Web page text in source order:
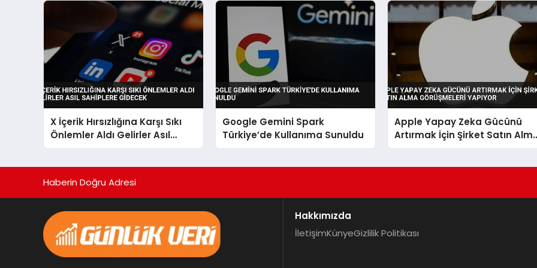
X İçerik Hırsızlığına Karşı Sıkı
Önlemler Aldı Gelirler Asıl
Sahiplere Gidecek
Google Gemini Spark
Türkiye’de Kullanıma Sunuldu
Apple Yapay Zeka Gücünü
Artırmak İçin Şirket Satın
Görüşmeleri Yapıyor
Haberin Doğru Adresi
Hakkımızda
İletişimKünyeGizlilik Politikası